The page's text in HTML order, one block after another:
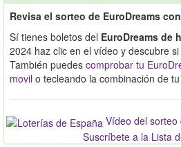
Revisa el sorteo de EuroDreams
Sí tienes boletos del EuroDreams de
2024 haz clic en el vídeo y descubre
También puedes comprobar tu
movil o tecleando la combinación de
Vídeo del
Suscríbete a la Lista